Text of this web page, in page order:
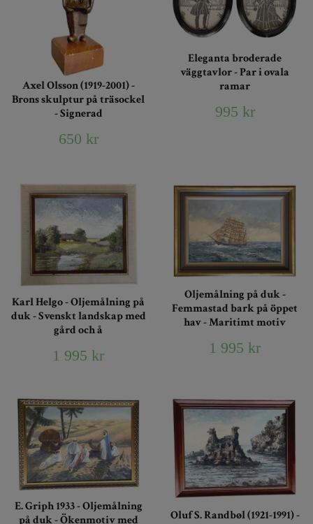
Axel Olsson (1919-2001) -
Brons skulptur på träsockel
- Signerad
650 kr
Eleganta broderade
väggtavlor - Par i ovala
ramar
995 kr
Karl Helgo - Oljemålning på
duk - Svenskt landskap med
gård och å
1 995 kr
Oljemålning på duk -
Femmastad bark på öppet
hav - Maritimt motiv
1 995 kr
E. Griph 1933 - Oljemålning
på duk - Ökenmotiv med
Oluf S. Randbøl (1921-1991) -